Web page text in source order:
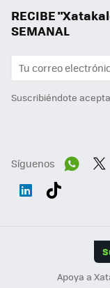
RECIBE
SEMANAL
Suscribiéndote
Síguenos
Apoya a